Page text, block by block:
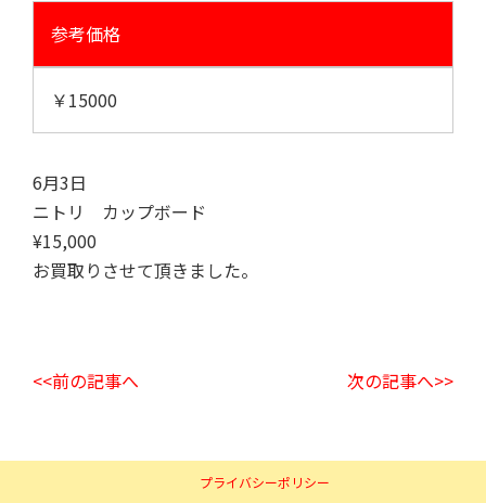
参考価格
￥15000
6月3日
ニトリ カップボード
¥15,000
お買取りさせて頂きました。
<<前の記事へ 次の記事へ>>
プライバシーポリシー